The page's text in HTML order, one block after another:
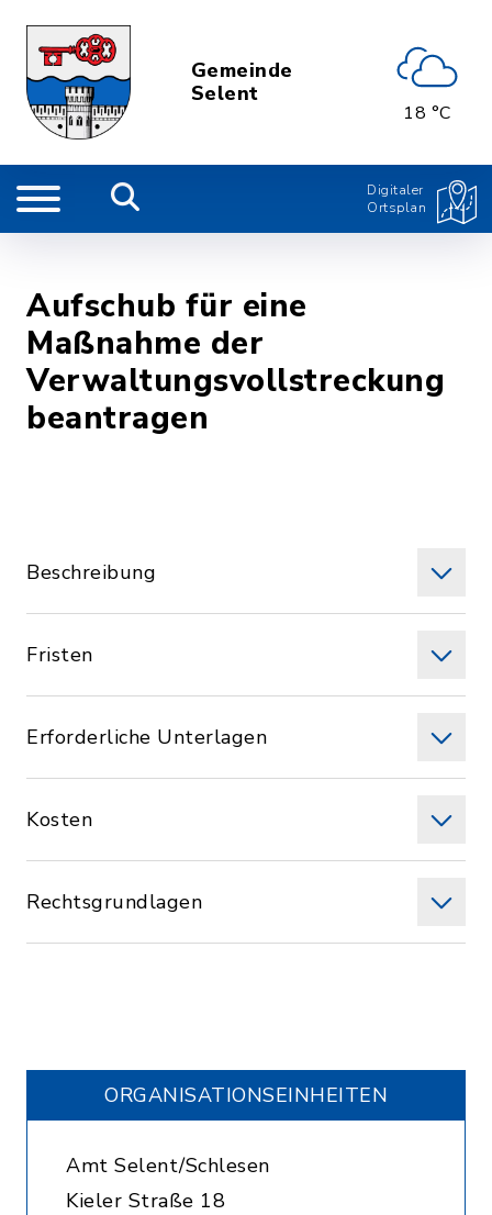
Gemeinde
Selent
18 °C
Digitaler
Ortsplan
Aufschub für eine
Maßnahme der
Verwaltungsvollstreckung
beantragen
Beschreibung
Fristen
Erforderliche Unterlagen
Kosten
Rechtsgrundlagen
ORGANISATIONS­EINHEITEN
Amt Selent/Schlesen
Kieler Straße 18